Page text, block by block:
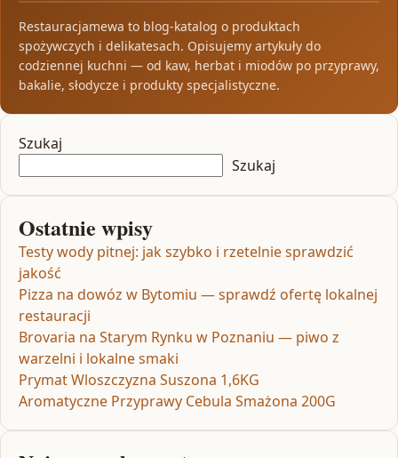
Restauracjamewa to blog-katalog o produktach
spożywczych i delikatesach. Opisujemy artykuły do
codziennej kuchni — od kaw, herbat i miodów po przyprawy,
bakalie, słodycze i produkty specjalistyczne.
Szukaj
Szukaj
Ostatnie wpisy
Testy wody pitnej: jak szybko i rzetelnie sprawdzić
jakość
Pizza na dowóz w Bytomiu — sprawdź ofertę lokalnej
restauracji
Brovaria na Starym Rynku w Poznaniu — piwo z
warzelni i lokalne smaki
Prymat Wloszczyzna Suszona 1,6KG
Aromatyczne Przyprawy Cebula Smażona 200G